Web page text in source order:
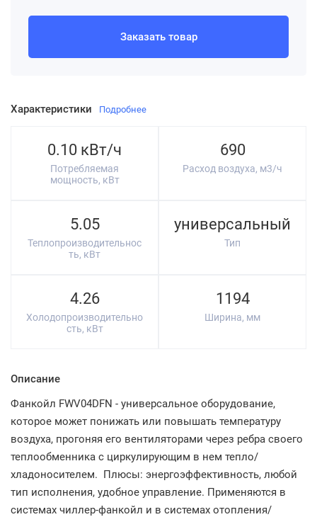
Характеристики Подробнее
0.10 кВт/ч
Потребляемая
мощность, кВт
690
Расход воздуха, м3/ч
5.05
Теплопроизводительнос
ть, кВт
универсальный
Тип
4.26
Холодопроизводительно
сть, кВт
1194
Ширина, мм
Описание
Фанкойл FWV04DFN - универсальное оборудование,
которое может понижать или повышать температуру
воздуха, прогоняя его вентиляторами через ребра своего
теплообменника с циркулирующим в нем тепло/
хладоносителем. Плюсы: энергоэффективность, любой
тип исполнения, удобное управление. Применяются в
системах чиллер-фанкойл и в системах отопления/
Заказать товар